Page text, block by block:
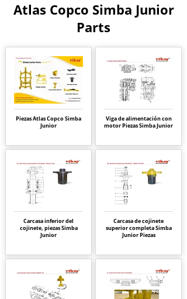
Atlas Copco Simba Junior
Parts
Piezas Atlas Copco Simba
Junior
Carcasa inferior del
cojinete, piezas Simba
Junior
Viga de alimentación con
motor Piezas Simba Junior
Carcasa de cojinete
superior completa Simba
Junior Piezas